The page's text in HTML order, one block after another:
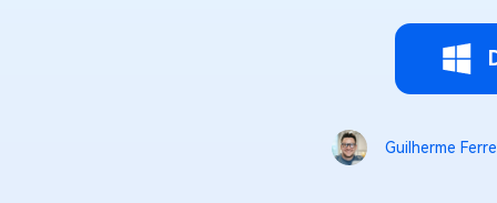
Recuperar Dados Perdidos de iPhone/
Android Recovery
Recuperar Arquivos no Android Sem
Corrigir
Online
Guilherme